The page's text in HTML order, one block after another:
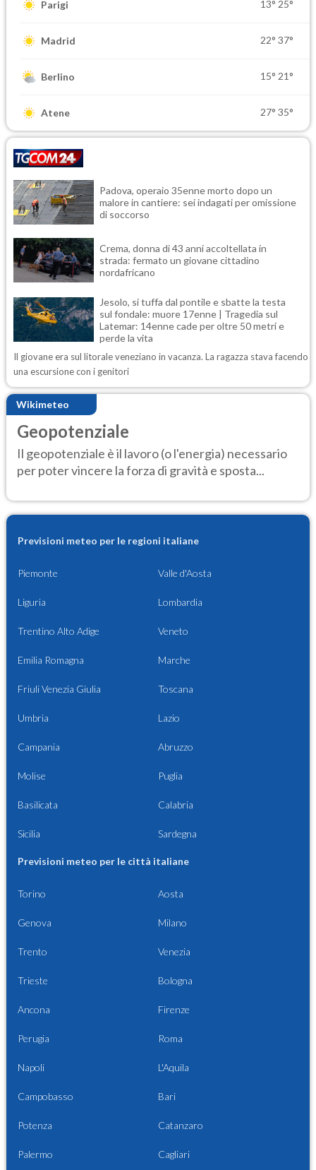
Parigi 13° 25°
Madrid 22° 37°
Berlino 15° 21°
Atene 27° 35°
Padova, operaio 35enne morto dopo un
malore in cantiere: sei indagati per omissione
di soccorso
Crema, donna di 43 anni accoltellata in
strada: fermato un giovane cittadino
nordafricano
Jesolo, si tuffa dal pontile e sbatte la testa
sul fondale: muore 17enne | Tragedia sul
Latemar: 14enne cade per oltre 50 metri e
perde la vita
Il giovane era sul litorale veneziano in vacanza. La ragazza stava facendo
una escursione con i genitori
Wikimeteo
Geopotenziale
Il geopotenziale è il lavoro (o l'energia) necessario
per poter vincere la forza di gravità e sposta...
Previsioni meteo per le regioni italiane
Piemonte Valle d'Aosta
Liguria Lombardia
Trentino Alto Adige Veneto
Emilia Romagna Marche
Friuli Venezia Giulia Toscana
Umbria Lazio
Campania Abruzzo
Molise Puglia
Basilicata Calabria
Sicilia Sardegna
Previsioni meteo per le città italiane
Torino Aosta
Genova Milano
Trento Venezia
Trieste Bologna
Ancona Firenze
Perugia Roma
Napoli L'Aquila
Campobasso Bari
Potenza Catanzaro
Palermo Cagliari